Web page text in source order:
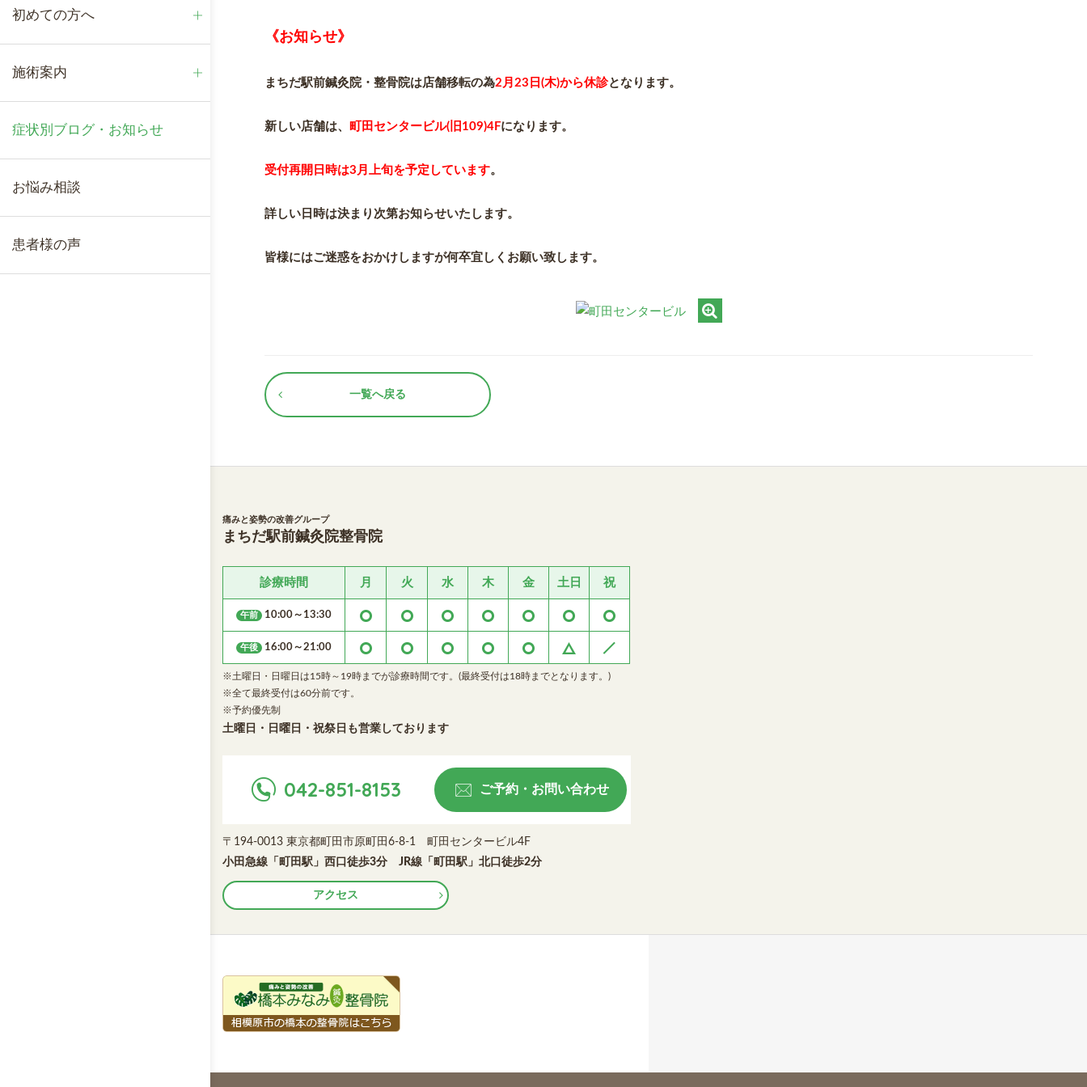
設備紹介
初めての方へ
施術案内
女性向け施術メニュー
症状別ブログ・お知らせ
お悩み相談
患者様の声
《お知らせ》
まちだ駅前鍼灸院・整骨院は店舗移転の為2月23日(木)から休診となります。
新しい店舗は、 町田センタービル(旧109)4Fになります。
受付再開日時は3月上旬を予定しています。
詳しい日時は決まり次第お知らせいたします。
皆様にはご迷惑をおかけしますが何卒宜しくお願い致します。
一覧へ戻る
痛みと姿勢の改善グループ
まちだ駅前鍼灸院整骨院
診療時間 月 火 水 木 金 土日 祝
午前 10:00～13:30
午後 16:00～21:00
※土曜日・日曜日は15時～19時までが診療時間です。(最終受付は18時までとなります。)
※全て最終受付は60分前です。
※予約優先制
土曜日・日曜日・祝祭日も営業しております
042-851-8153 ご予約・お問い合わせ
〒194-0013 東京都町田市原町田6-8-1 町田センタービル4F
小田急線「町田駅」西口徒歩3分 JR線「町田駅」北口徒歩2分
アクセス